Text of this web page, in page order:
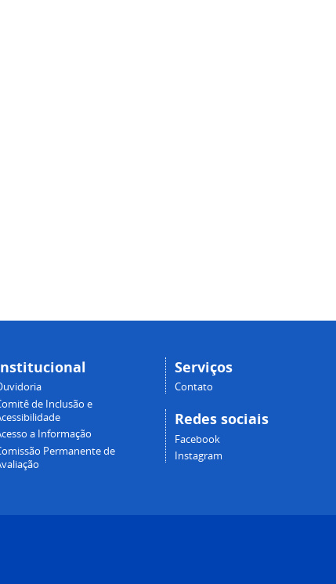
de Inclusão e
a Informação
Permanente de
Serviços
Contato
Redes sociais
Facebook
Instagram